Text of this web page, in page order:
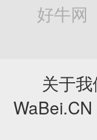
好牛网
关于我